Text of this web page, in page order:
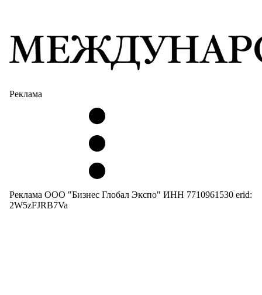
Реклама
Реклама ООО "Бизнес Глобал Экспо" ИНН 7710961530 erid:
2W5zFJRB7Va